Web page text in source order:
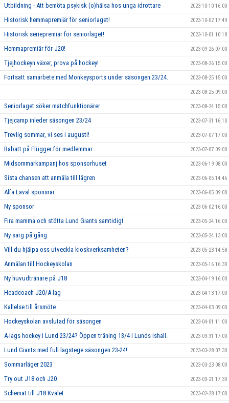
Utbildning - Att bemöta psykisk (o)hälsa hos unga idrottare 2023-10-10 16:00
Historisk hemmapremiär för seniorlaget! 2023-10-02 17:49
Historisk seriepremiär för seniorlaget! 2023-10-01 10:18
Hemmapremiär för J20! 2023-09-26 07:00
Tjejhockeyn växer, prova på hockey! 2023-08-26 15:00
Fortsatt samarbete med Monkeysports under säsongen 23/24. 2023-08-25 15:00
2023-08-25 09:00
Seniorlaget söker matchfunktionärer 2023-08-24 15:00
Tjejcamp inleder säsongen 23/24 2023-07-31 16:10
Trevlig sommar, vi ses i augusti! 2023-07-07 17:00
Rabatt på Flügger för medlemmar 2023-07-07 09:00
Midsommarkampanj hos sponsorhuset 2023-06-19 08:00
Sista chansen att anmäla till lägren 2023-06-05 14:46
Alfa Laval sponsrar 2023-06-05 09:00
Ny sponsor 2023-06-02 16:00
Fira mamma och stötta Lund Giants samtidigt 2023-05-24 16:00
Ny sarg på gång 2023-05-24 13:00
Vill du hjälpa oss utveckla kioskverksamheten? 2023-05-23 14:58
Anmälan till Hockeyskolan 2023-05-16 16:30
Ny huvudtränare på J18 2023-04-19 16:00
Headcoach J20/A-lag 2023-04-13 17:00
Kallelse till årsmöte 2023-04-03 09:00
Hockeyskolan avslutad för säsongen 2023-04-01 11:00
A-lags hockey i Lund 23/24? Öppen träning 13/4 i Lunds ishall. 2023-03-31 17:00
Lund Giants med full lagstege säsongen 23-24! 2023-03-28 07:30
Sommarläger 2023 2023-03-23 08:00
Try out J18 och J20 2023-03-21 17:30
Schemat till J18 Kvalet 2023-02-28 17:00